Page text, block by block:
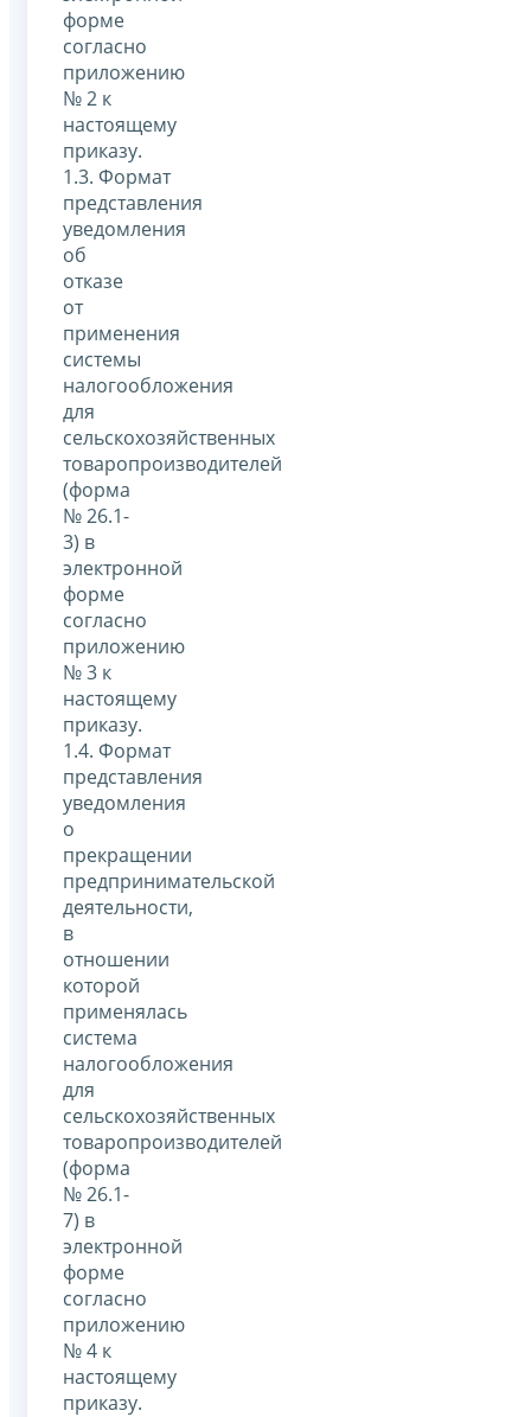
форме
согласно
приложению
№ 2 к
настоящему
приказу.
1.3. Формат
представления
уведомления
об
отказе
от
применения
системы
налогообложения
для
сельскохозяйственных
товаропроизводителей
(форма
№ 26.1-
3) в
электронной
форме
согласно
приложению
№ 3 к
настоящему
приказу.
1.4. Формат
представления
уведомления
о
прекращении
предпринимательской
деятельности,
в
отношении
которой
применялась
система
налогообложения
для
сельскохозяйственных
товаропроизводителей
(форма
№ 26.1-
7) в
электронной
форме
согласно
приложению
№ 4 к
настоящему
приказу.